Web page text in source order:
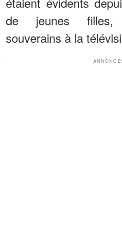
de jeunes filles,
souverains à la